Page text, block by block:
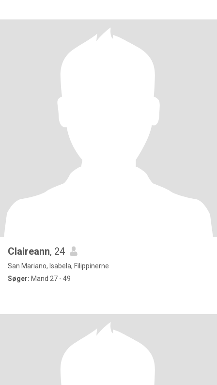
Claireann, 24
San Mariano, Isabela, Filippinerne
Søger: Mand 27 - 49